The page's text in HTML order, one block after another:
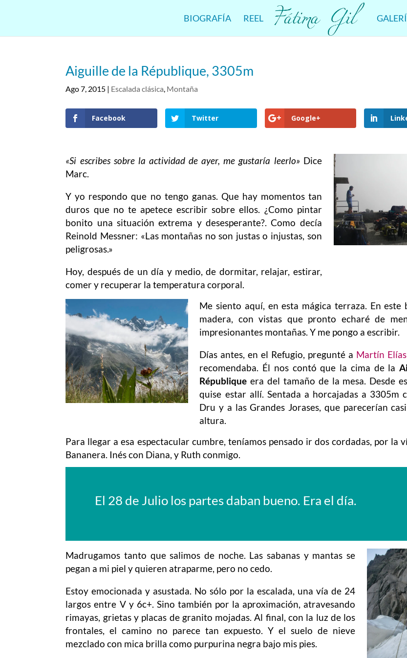
BIOGRAFÍA REEL
Aiguille de la République, 3305m
Ago 7, 2015 | Escalada clásica, Montaña
Facebook Twitter Google+
«Si escribes sobre la actividad de ayer, me gustaría leerlo» Dice
Marc.
Y yo respondo que no tengo ganas. Que hay momentos tan
duros que no te apetece escribir sobre ellos. ¿Como pintar
bonito una situación extrema y desesperante?. Como decía
Reinold Messner: «Las montañas no son justas o injustas, son
peligrosas.»
Hoy, después de un día y medio, de dormitar, relajar, estirar,
comer y recuperar la temperatura corporal.
Me siento aquí, en esta mágica terraza. En este
madera, con vistas que pronto echaré de
impresionantes montañas. Y me pongo a escribir.
Días antes, en el Refugio, pregunté a Martín Elías
recomendaba. Él nos contó que la cima de la
République era del tamaño de la mesa. Desde
quise estar allí. Sentada a horcajadas a 3305m
Dru y a las Grandes Jorases, que parecerían
altura.
Para llegar a esa espectacular cumbre, teníamos pensado ir dos cordadas, por la
Bananera. Inés con Diana, y Ruth conmigo.
El 28 de Julio los partes daban bueno. Era el día.
Madrugamos tanto que salimos de noche. Las sabanas y mantas se
pegan a mi piel y quieren atraparme, pero no cedo.
Estoy emocionada y asustada. No sólo por la escalada, una vía de 24
largos entre V y 6c+. Sino también por la aproximación, atravesando
rimayas, grietas y placas de granito mojadas. Al final, con la luz de los
frontales, el camino no parece tan expuesto. Y el suelo de nieve
mezclado con mica brilla como purpurina negra bajo mis pies.